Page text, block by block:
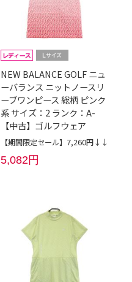
NEW BALANCE GOLF ニュ
ーバランス ニットノースリ
ーブワンピース 総柄 ピンク
系 サイズ：2 ランク：A-
【中古】ゴルフウェア
【期間限定セール】7,260円↓↓
5,082円